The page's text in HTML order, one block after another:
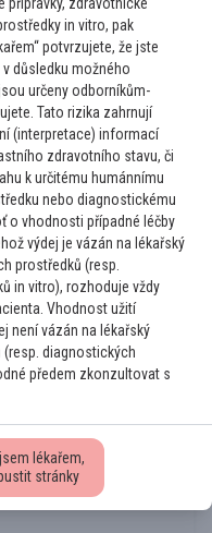
léčby 69letého
leukémie
kondici, ECOG 0.
2019 resp. 2022
Číst více
z gliomu
však z pohledu
riziko výkonu
in vitro, pak
potvrzujete, že jste
důsledku možného
určeny odborníkům-
Tato rizika zahrnují
(interpretace) informací
zdravotního stavu, či
k určitému humánnímu
nebo diagnostickému
o vhodnosti případné léčby
výdej je vázán na lékařský
prostředků (resp.
in vitro), rozhoduje vždy
Vhodnost užití
není vázán na lékařský
diagnostických
předem zkonzultovat s
lékařem,
stránky